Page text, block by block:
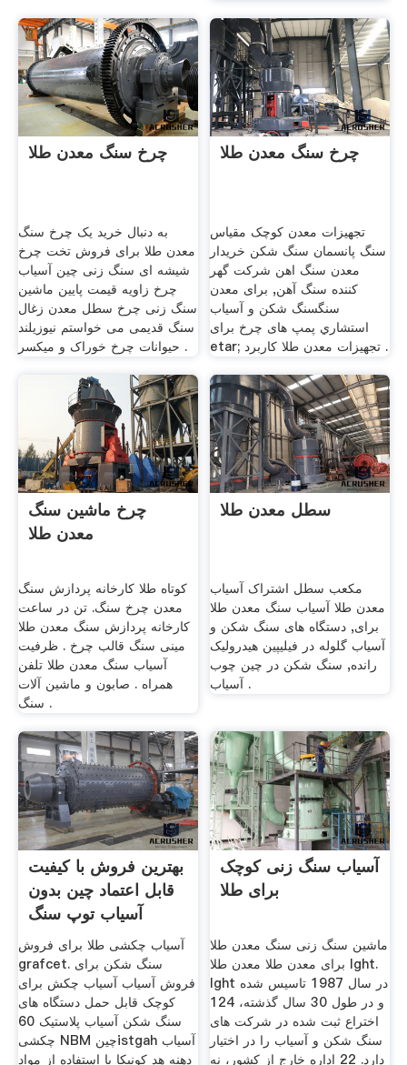
چرخ سنگ معدن طلا
به دنبال خرید یک چرخ سنگ
معدن طلا برای فروش تخت چرخ
شیشه ای سنگ زنی چین آسیاب
چرخ زاویه قیمت پایین ماشین
سنگ زنی چرخ سطل معدن زغال
سنگ قدیمی می خواستم نیوزیلند
حیوانات چرخ خوراک و میکسر .
چرخ سنگ معدن طلا
تجهیزات معدن کوچک مقیاس
سنگ پانسمان سنگ شکن خریدار
معدن سنگ اهن شرکت گهر
کننده سنگ آهن, برای معدن
سنگسنگ شکن و آسیاب
استشاري پمپ های چرخ برای
etar; تجهیزات معدن طلا کاربرد .
چرخ ماشین سنگ
معدن طلا
کوتاه طلا کارخانه پردازش سنگ
معدن چرخ سنگ. تن در ساعت
کارخانه پردازش سنگ معدن طلا
مینی سنگ قالب چرخ . ظرفیت
آسیاب سنگ معدن طلا تلفن
همراه . صابون و ماشین آلات
سنگ .
سطل معدن طلا
مکعب سطل اشتراک آسیاب
معدن طلا آسیاب سنگ معدن طلا
برای, دستگاه های سنگ شکن و
آسیاب گلوله در فیلیپین هیدرولیک
رانده, سنگ شکن در چین چوب
آسیاب .
بهترین فروش با کیفیت
قابل اعتماد چین بدون
آسیاب توپ سنگ
آسیاب چکشی طلا برای فروش
grafcet. سنگ شکن برای
فروش آسیاب آسیاب چکش برای
کوچک قابل حمل دستگاه های
سنگ شکن آسیاب پلاستیک 60
چکشی NBM چینistgah آسیاب
دهنه هد کونیکا با استفاده از مواد
آسیاب سنگ زنی کوچک
برای طلا
ماشین سنگ زنی سنگ معدن طلا
برای معدن طلا معدن طلا lght.
lght در سال 1987 تاسیس شده
و در طول 30 سال گذشته، 124
اختراع ثبت شده در شركت های
سنگ شكن و آسیاب را در اختیار
دارد. 22 اداره خارج از کشور، نه